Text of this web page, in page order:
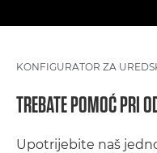
KONFIGURATOR ZA
TREBATE POMOĆ PRI
Upotrijebite naš